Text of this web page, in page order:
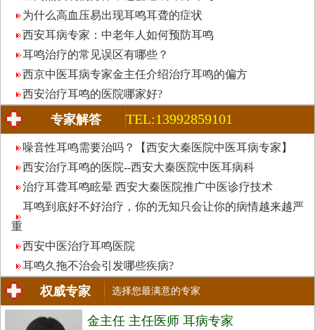
为什么高血压易出现耳鸣耳聋的症状
西安耳病专家：中老年人如何预防耳鸣
耳鸣治疗的常见误区有哪些？
西京中医耳病专家金主任介绍治疗耳鸣的偏方
西安治疗耳鸣的医院哪家好?
专家解答 TEL:13992859101
噪音性耳鸣需要治吗？【西安大秦医院中医耳病专家】
西安治疗耳鸣的医院--西安大秦医院中医耳病科
治疗耳聋耳鸣眩晕 西安大秦医院推广中医诊疗技术
耳鸣到底好不好治疗，你的无知只会让你的病情越来越严
重
西安中医治疗耳鸣医院
耳鸣久拖不治会引发哪些疾病?
权威专家 选择您最满意的专家
金主任 主任医师 耳病专家